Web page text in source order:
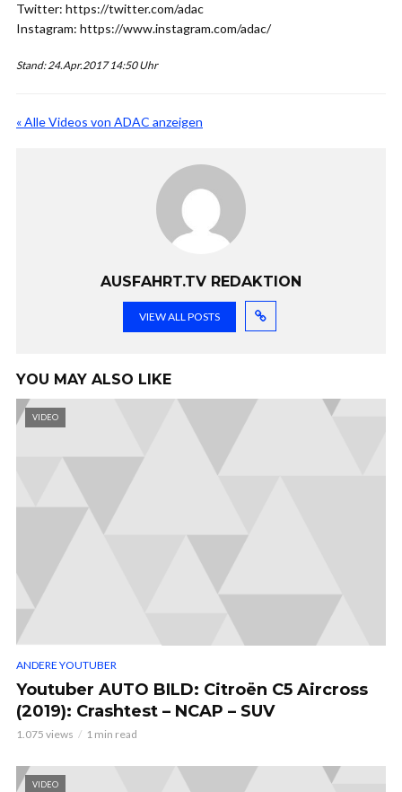
Twitter: https://twitter.com/adac
Instagram: https://www.instagram.com/adac/
Stand: 24.Apr.2017 14:50 Uhr
« Alle Videos von ADAC anzeigen
AUSFAHRT.TV REDAKTION
VIEW ALL POSTS
YOU MAY ALSO LIKE
VIDEO
ANDERE YOUTUBER
Youtuber AUTO BILD: Citroën C5 Aircross
(2019): Crashtest – NCAP – SUV
1.075 views 1 min read
VIDEO